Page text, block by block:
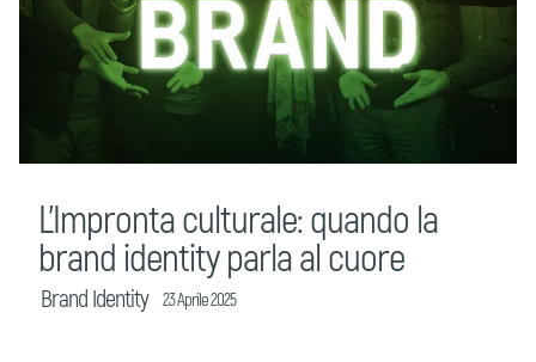
L’Impronta culturale: quando la
brand identity parla al cuore
Brand Identity 23 Aprile 2025